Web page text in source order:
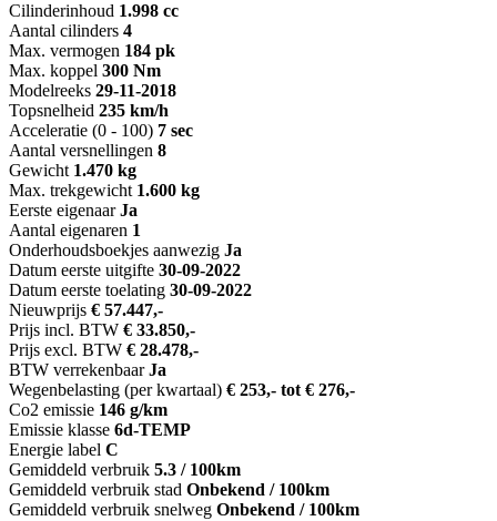
Cilinderinhoud 1.998 cc
Aantal cilinders 4
Max. vermogen 184 pk
Max. koppel 300 Nm
Modelreeks 29-11-2018
Topsnelheid 235 km/h
Acceleratie (0 - 100) 7 sec
Aantal versnellingen 8
Gewicht 1.470 kg
Max. trekgewicht 1.600 kg
Eerste eigenaar Ja
Aantal eigenaren 1
Onderhoudsboekjes aanwezig Ja
Datum eerste uitgifte 30-09-2022
Datum eerste toelating 30-09-2022
Nieuwprijs € 57.447,-
Prijs incl. BTW € 33.850,-
Prijs excl. BTW € 28.478,-
BTW verrekenbaar Ja
Wegenbelasting (per kwartaal) € 253,- tot € 276,-
Co2 emissie 146 g/km
Emissie klasse 6d-TEMP
Energie label C
Gemiddeld verbruik 5.3 / 100km
Gemiddeld verbruik stad Onbekend / 100km
Gemiddeld verbruik snelweg Onbekend / 100km